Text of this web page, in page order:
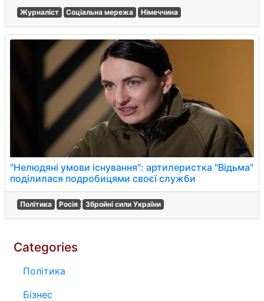
Журналіст Соціальна мережа Німеччина
"Нелюдяні умови існування": артилеристка "Відьма"
поділилася подробицями своєї служби
Політика Росія Збройні сили України
Categories
Політика
Бізнес